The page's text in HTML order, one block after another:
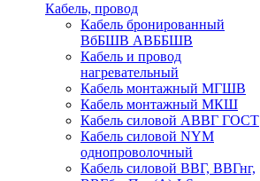
Кабель, провод
Кабель бронированный
ВбБШВ АВББШВ
Кабель и провод
нагревательный
Кабель монтажный МГШВ
Кабель монтажный МКШ
Кабель силовой АВВГ ГОСТ
Кабель силовой NYM
однопроволочный
Кабель силовой ВВГ, ВВГнг,